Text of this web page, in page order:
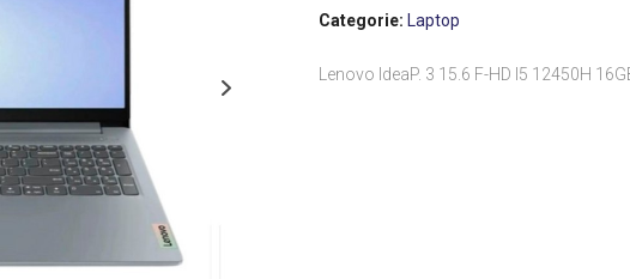
Categorie: Laptop
Lenovo IdeaP. 3 15.6 F-HD I5 12450H